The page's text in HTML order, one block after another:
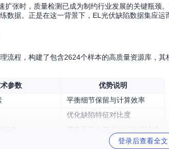
扩张时，质量检测已成为制约行业发展的关键瓶
数据。正是在这一背景下，EL光伏缺陷数据集应运
流程，构建了包含2624个样本的高质量资源库，其
参数
优势说明
平衡细节保留与计算效率
优化缺陷特征对比度
确保跨设备检测一致性登录后查看全文